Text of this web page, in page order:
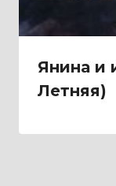
Янина и
Летняя)